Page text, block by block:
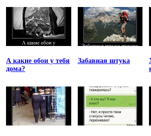
А какие обои у тебя
дома?
Забавная штука